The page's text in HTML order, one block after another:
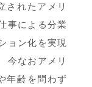
されたアメリ
事による分業
ョン化を実現
今なおアメリ
年齢を問わず